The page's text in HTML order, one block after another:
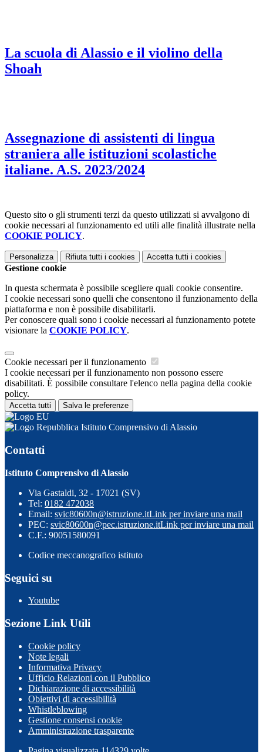
La scuola di Alassio e il violino della
Shoah
Assegnazione di assistenti di lingua
straniera alle istituzioni scolastiche
italiane. A.S. 2023/2024
Questo sito o gli strumenti terzi da questo utilizzati si avvalgono di
cookie necessari al funzionamento ed utili alle finalità illustrate nella
COOKIE POLICY.
Personalizza Rifiuta tutti i cookies Accetta tutti i cookies
Gestione cookie
In questa schermata è possibile scegliere quali cookie consentire.
I cookie necessari sono quelli che consentono il funzionamento della
piattaforma e non è possibile disabilitarli.
Per conoscere quali sono i cookie necessari al funzionamento potete
visionare la COOKIE POLICY.
Cookie necessari per il funzionamento
I cookie necessari per il funzionamento non possono essere
disabilitati. È possibile consultare l'elenco nella pagina della cookie
policy.
Accetta tutti Salva le preferenze
Istituto Comprensivo di Alassio
Contatti
Istituto Comprensivo di Alassio
Via Gastaldi, 32 - 17021 (SV)
Tel: 0182 472038
Email: svic80600n@istruzione.itLink per inviare una mail
PEC: svic80600n@pec.istruzione.itLink per inviare una mail
C.F.: 90051580091
Codice meccanografico istituto
Seguici su
Youtube
Sezione Link Utili
Cookie policy
Note legali
Informativa Privacy
Ufficio Relazioni con il Pubblico
Dichiarazione di accessibilità
Obiettivi di accessibilità
Whistleblowing
Gestione consensi cookie
Amministrazione trasparente